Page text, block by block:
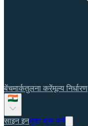
बेंचमार्कतुलना करेंमूल्य निर्धारण
साइन इनमुफ़्त शुरू करें